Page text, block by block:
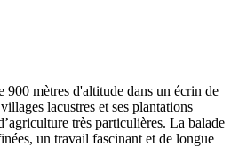
mètres d'altitude dans un écrin de
lacustres et ses plantations
très particulières. La balade
un travail fascinant et de longue